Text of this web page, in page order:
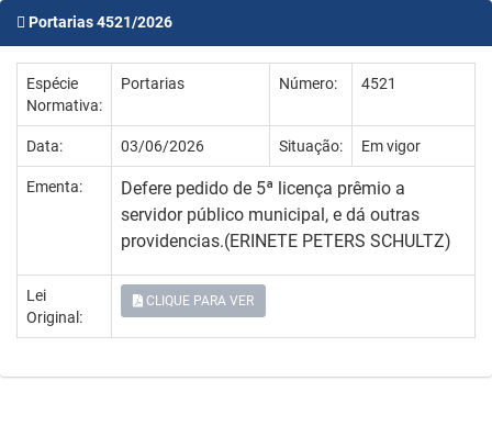
Portarias 4521/2026
Espécie
Normativa:
Portarias Número: 4521
Data: 03/06/2026 Situação: Em vigor
Ementa:
Defere pedido de 5ª licença prêmio a
servidor público municipal, e dá outras
providencias.(ERINETE PETERS SCHULTZ)
Lei
Original:
CLIQUE PARA VER